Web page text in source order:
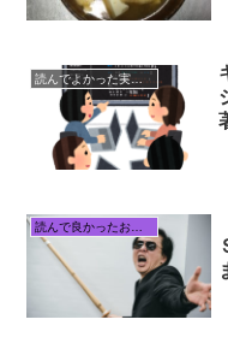
読んでよかった実用書
読んで良かったおすすめ本